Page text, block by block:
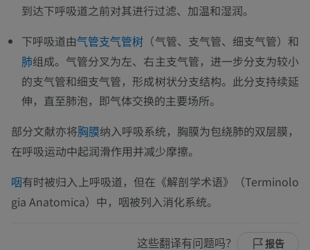
到达下呼吸道之前对其进行过滤、加温和湿润。
下呼吸道由气管支气管树 （气管、支气管、细支气管）和
肺组成。气管分叉为左、右主支气管，进一步分支为较小
的支气管和细支气管，形成树状分支结构。此分支持续延
伸，直至肺泡，即气体交换的主要场所。
部分文献亦将胸膜纳入呼吸系统，胸膜为包绕肺的双层膜，
在呼吸运动中起润滑作用并减少摩擦。
咽有时被归入上呼吸道，但在《解剖学术语》（Terminolo
gia Anatomica）中，咽被列入消化系统。
这些翻译有问题吗？ 报告